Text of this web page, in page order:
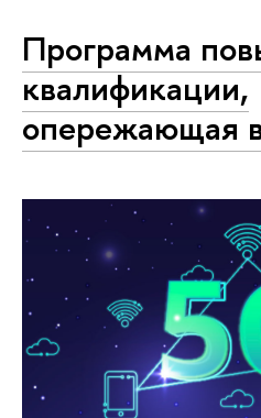
Программа
квалификации,
опережающая